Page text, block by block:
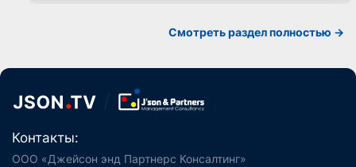
Cмотреть раздел полностью ->
Контакты:
ООО «Джейсон энд Партнерс Консалтинг»